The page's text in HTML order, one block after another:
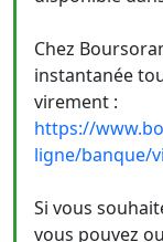
Chez
instantanée
virement :
https://
ligne/banque/
Si vous
vous pouvez